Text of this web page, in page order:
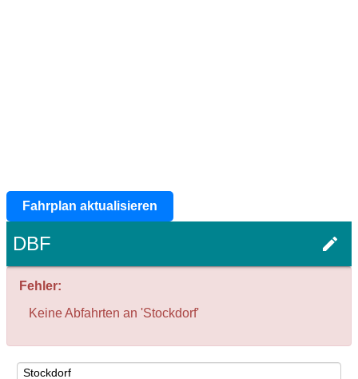
Fahrplan aktualisieren